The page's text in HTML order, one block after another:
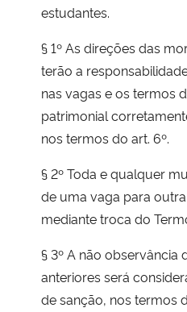
estudantes.
§ 1º As direções das
terão a
nas vagas e os termos
patrimonial
nos termos do art. 6º.
§ 2º Toda e qualquer
de uma vaga para
mediante troca do
§ 3º A não
anteriores será
de sanção, nos termos